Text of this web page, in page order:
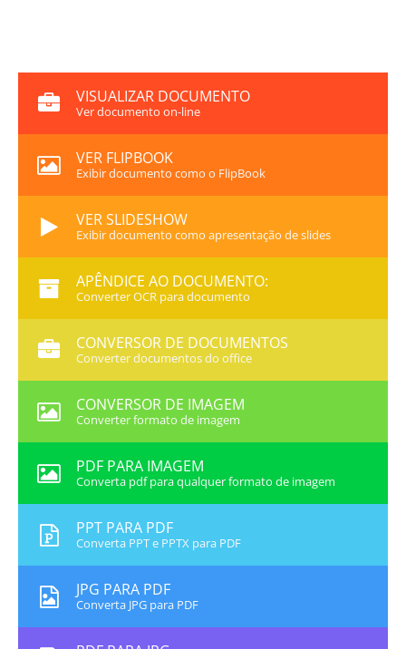
VISUALIZAR DOCUMENTO
Ver documento on-line
VER FLIPBOOK
Exibir documento como o FlipBook
VER SLIDESHOW
Exibir documento como apresentação de slides
APÊNDICE AO DOCUMENTO:
Converter OCR para documento
CONVERSOR DE DOCUMENTOS
Converter documentos do office
CONVERSOR DE IMAGEM
Converter formato de imagem
PDF PARA IMAGEM
Converta pdf para qualquer formato de imagem
PPT PARA PDF
Converta PPT e PPTX para PDF
JPG PARA PDF
Converta JPG para PDF